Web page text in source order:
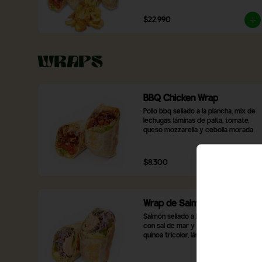
$22.990
Wraps
BBQ Chicken Wrap
Pollo bbq sellado a la plancha, mix de
lechugas, láminas de palta, tomate,
queso mozzarella y cebolla morada
$8.300
Wrap de Salmón
Salmón sellado a la plancha sazonado
con sal de mar y pimienta blanca,
quínoa tricolor, láminas de palta,